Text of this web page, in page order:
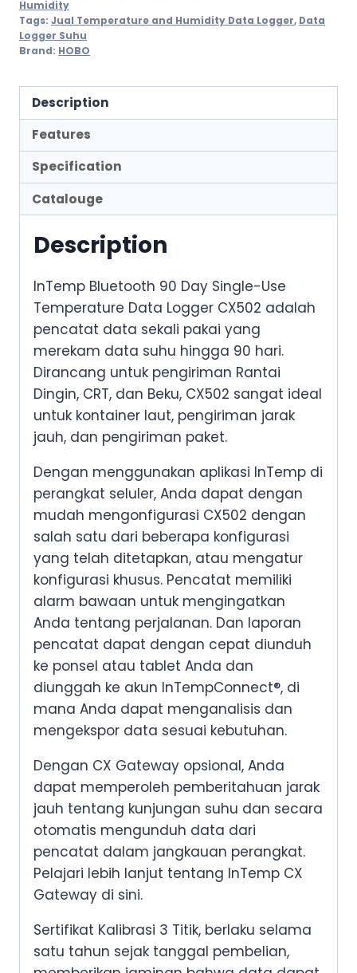
Humidity
Tags: Jual Temperature and Humidity Data Logger, Data
Logger Suhu
Brand: HOBO
Description
Features
Specification
Catalouge
Description
InTemp Bluetooth 90 Day Single-Use
Temperature Data Logger CX502 adalah
pencatat data sekali pakai yang
merekam data suhu hingga 90 hari.
Dirancang untuk pengiriman Rantai
Dingin, CRT, dan Beku, CX502 sangat ideal
untuk kontainer laut, pengiriman jarak
jauh, dan pengiriman paket.
Dengan menggunakan aplikasi InTemp di
perangkat seluler, Anda dapat dengan
mudah mengonfigurasi CX502 dengan
salah satu dari beberapa konfigurasi
yang telah ditetapkan, atau mengatur
konfigurasi khusus. Pencatat memiliki
alarm bawaan untuk mengingatkan
Anda tentang perjalanan. Dan laporan
pencatat dapat dengan cepat diunduh
ke ponsel atau tablet Anda dan
diunggah ke akun InTempConnect®, di
mana Anda dapat menganalisis dan
mengekspor data sesuai kebutuhan.
Dengan CX Gateway opsional, Anda
dapat memperoleh pemberitahuan jarak
jauh tentang kunjungan suhu dan secara
otomatis mengunduh data dari
pencatat dalam jangkauan perangkat.
Pelajari lebih lanjut tentang InTemp CX
Gateway di sini.
Sertifikat Kalibrasi 3 Titik, berlaku selama
satu tahun sejak tanggal pembelian,